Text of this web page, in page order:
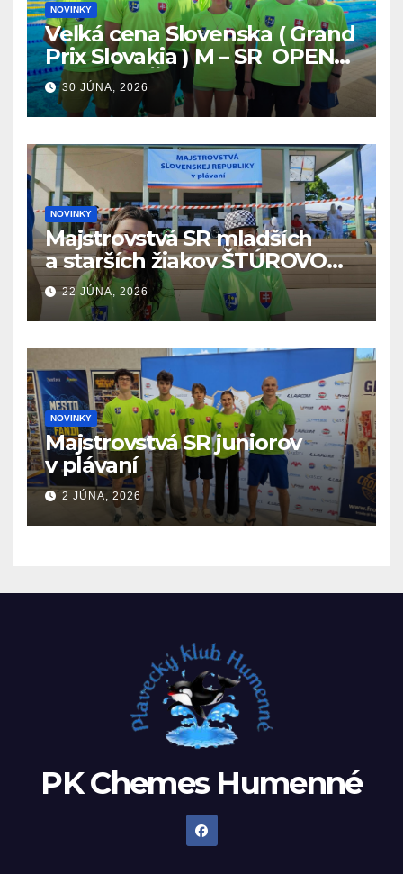
NOVINKY
Veľká cena Slovenska ( Grand
Prix Slovakia ) M – SR OPEN
v plávaní. Šamorín 26.6. –
28.6.2026
30 JÚNA, 2026
NOVINKY
Majstrovstvá SR mladších
a starších žiakov ŠTÚROVO
19.6. – 21.6.2026
22 JÚNA, 2026
NOVINKY
Majstrovstvá SR juniorov
v plávaní
2 JÚNA, 2026
PK Chemes Humenné